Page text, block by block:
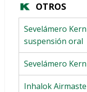
OTROS
Sevelámero
suspensión oral
Sevelámero
Inhalok